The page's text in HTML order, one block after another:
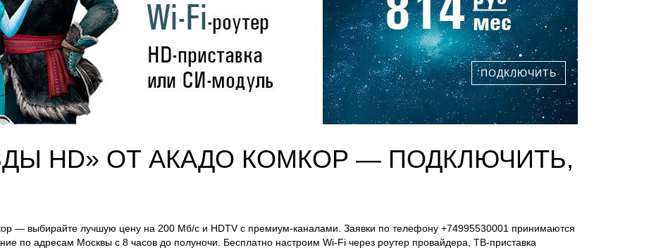
ПОДКЛЮЧИТЬ
HD» ОТ АКАДО КОМКОР — ПОДКЛЮЧИТЬ,
— выбирайте лучшую цену на 200 Мб/с и HDTV с премиум-каналами. Заявки по телефону +74995530001 принимаются
по адресам Москвы с 8 часов до полуночи. Бесплатно настроим Wi-Fi через роутер провайдера, ТВ-приставка